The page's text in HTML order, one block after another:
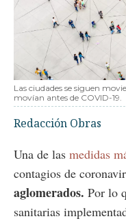
Las ciudades se siguen
movían antes de COVID-19.
Redacción Obras
Una de las medidas
contagios de
aglomerados. Por lo
sanitarias